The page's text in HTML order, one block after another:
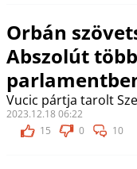
Orbán
Abszolút
Vucic pártja tarolt
2023.12.18 06:22
15
0 10